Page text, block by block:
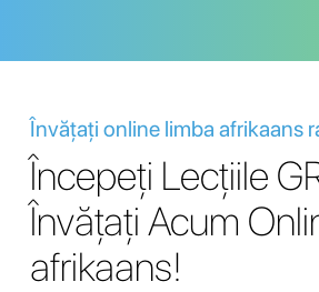
Învățați online limba afrikaans
Începeți Lecțiile
Învățați Acum
afrikaans!